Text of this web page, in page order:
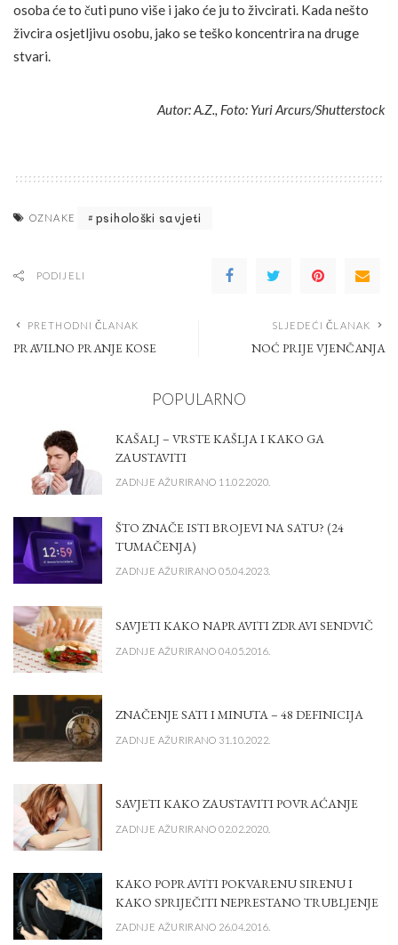
osoba će to čuti puno više i jako će ju to živcirati. Kada nešto
živcira osjetljivu osobu, jako se teško koncentrira na druge
stvari.
Autor: A.Z., Foto: Yuri Arcurs/Shutterstock
OZNAKE psihološki savjeti
PODIJELI
PRETHODNI ČLANAK
PRAVILNO PRANJE KOSE
SLJEDEĆI ČLANAK
NOĆ PRIJE VJENČANJA
POPULARNO
KAŠALJ – VRSTE KAŠLJA I KAKO GA
ZAUSTAVITI
ZADNJE AŽURIRANO 11.02.2020.
ŠTO ZNAČE ISTI BROJEVI NA SATU? (24
TUMAČENJA)
ZADNJE AŽURIRANO 05.04.2023.
SAVJETI KAKO NAPRAVITI ZDRAVI SENDVIČ
ZADNJE AŽURIRANO 04.05.2016.
ZNAČENJE SATI I MINUTA – 48 DEFINICIJA
ZADNJE AŽURIRANO 31.10.2022.
SAVJETI KAKO ZAUSTAVITI POVRAĆANJE
ZADNJE AŽURIRANO 02.02.2020.
KAKO POPRAVITI POKVARENU SIRENU I
KAKO SPRIJEČITI NEPRESTANO TRUBLJENJE
ZADNJE AŽURIRANO 26.04.2016.